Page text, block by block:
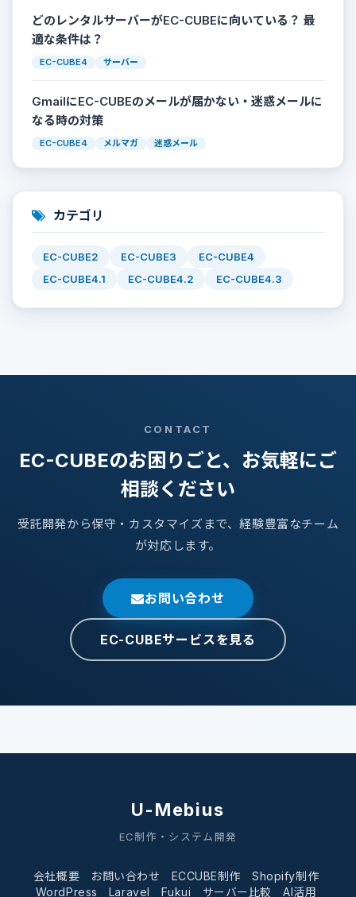
どのレンタルサーバーがEC-CUBEに向いている？ 最
適な条件は？
EC-CUBE4 サーバー
GmailにEC-CUBEのメールが届かない・迷惑メールに
なる時の対策
EC-CUBE4 メルマガ 迷惑メール
カテゴリ
EC-CUBE2 EC-CUBE3
EC-CUBE4
EC-CUBE4.1
EC-CUBE4.2 EC-CUBE4.3
CONTACT
EC-CUBEのお困りごと、お気軽にご
相談ください
受託開発から保守・カスタマイズまで、経験豊富なチーム
が対応します。
お問い合わせ
EC-CUBEサービスを見る
U-Mebius
EC制作・システム開発
会社概要 お問い合わせ ECCUBE制作
Shopify制作
WordPress
Laravel Fukui サーバー比較 AI活用